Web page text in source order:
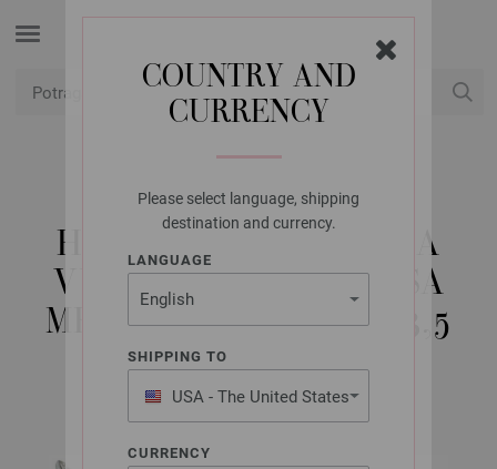
COUNTRY AND
CURRENCY
Please select language, shipping
destination and currency.
LANGUAGE
SHIPPING TO
USA - The United States
of America
CURRENCY
LANA GROSSA
HEKLICA / KUKICA ZA
VUNU BOJE DIZAJN (SA
MEKANOM DRŠKOM) 3,5